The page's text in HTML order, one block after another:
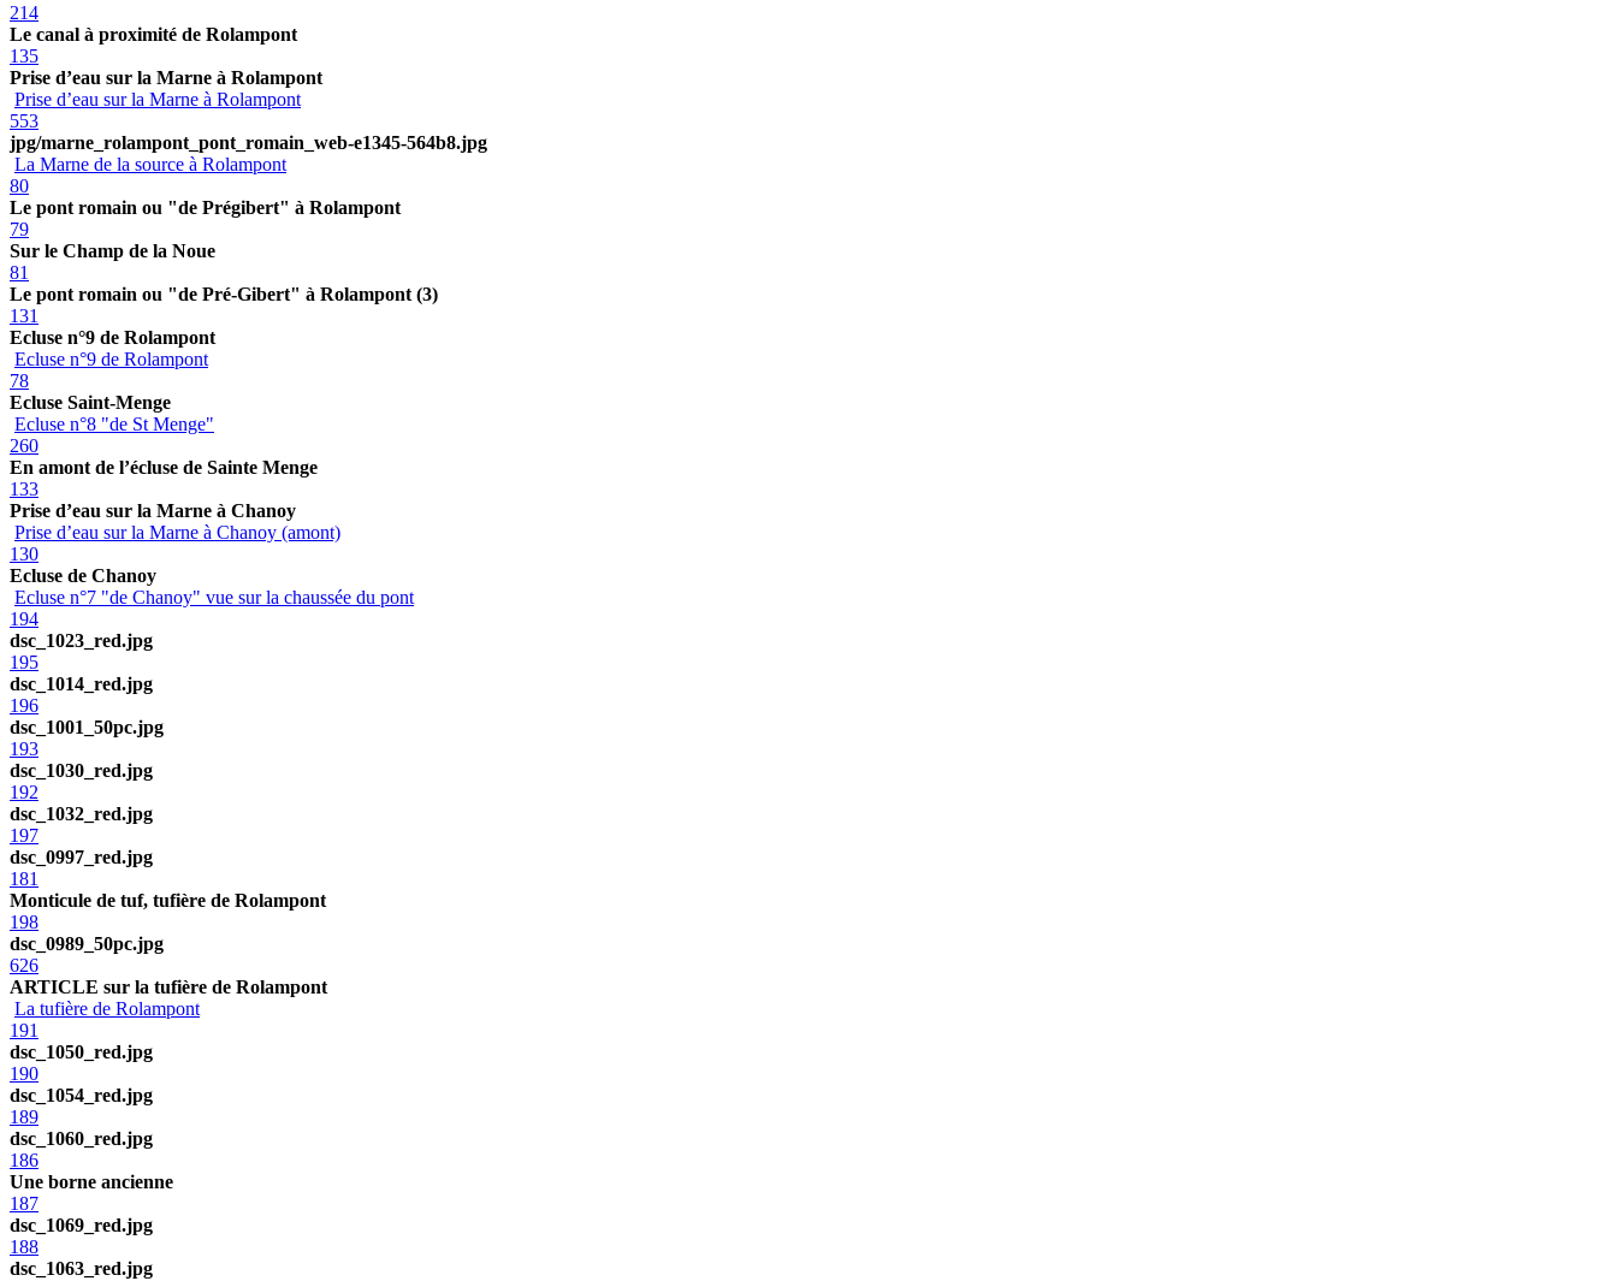
214
Le canal à proximité de Rolampont
135
Prise d’eau sur la Marne à Rolampont
Prise d’eau sur la Marne à Rolampont
553
jpg/marne_rolampont_pont_romain_web-e1345-564b8.jpg
La Marne de la source à Rolampont
80
Le pont romain ou "de Prégibert" à Rolampont
79
Sur le Champ de la Noue
81
Le pont romain ou "de Pré-Gibert" à Rolampont (3)
131
Ecluse n°9 de Rolampont
Ecluse n°9 de Rolampont
78
Ecluse Saint-Menge
Ecluse n°8 "de St Menge"
260
En amont de l’écluse de Sainte Menge
133
Prise d’eau sur la Marne à Chanoy
Prise d’eau sur la Marne à Chanoy (amont)
130
Ecluse de Chanoy
Ecluse n°7 "de Chanoy" vue sur la chaussée du pont
194
dsc_1023_red.jpg
195
dsc_1014_red.jpg
196
dsc_1001_50pc.jpg
193
dsc_1030_red.jpg
192
dsc_1032_red.jpg
197
dsc_0997_red.jpg
181
Monticule de tuf, tufière de Rolampont
198
dsc_0989_50pc.jpg
626
ARTICLE sur la tufière de Rolampont
La tufière de Rolampont
191
dsc_1050_red.jpg
190
dsc_1054_red.jpg
189
dsc_1060_red.jpg
186
Une borne ancienne
187
dsc_1069_red.jpg
188
dsc_1063_red.jpg